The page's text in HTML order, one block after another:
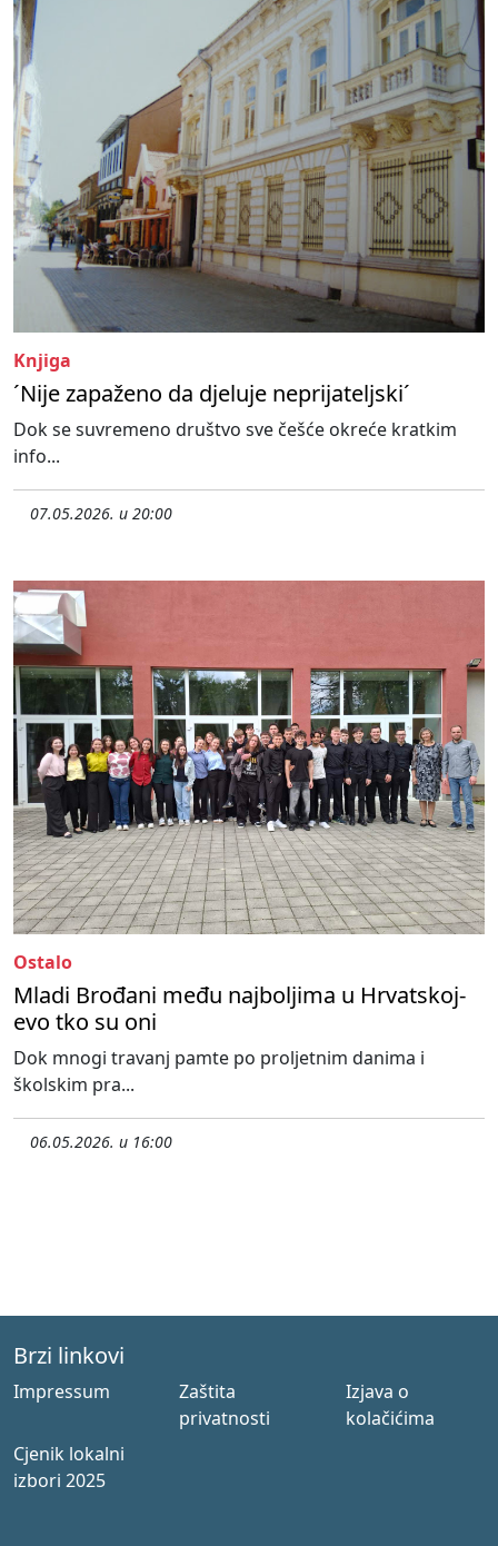
Knjiga
´Nije zapaženo da djeluje neprijateljski´
Dok se suvremeno društvo sve češće okreće kratkim
info...
07.05.2026. u 20:00
Ostalo
Mladi Brođani među najboljima u Hrvatskoj-
evo tko su oni
Dok mnogi travanj pamte po proljetnim danima i
školskim pra...
06.05.2026. u 16:00
Brzi linkovi
Impressum
Zaštita
privatnosti
Izjava o
kolačićima
Cjenik lokalni
izbori 2025